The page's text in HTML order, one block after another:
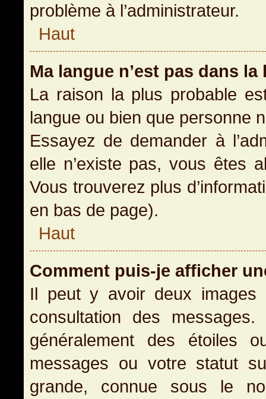
problème à l’administrateur.
Haut
Ma langue n’est pas dans la
La raison la plus probable
langue ou bien que personne
Essayez de demander à
elle n’existe pas, vous êtes
Vous trouverez plus
en bas de page).
Haut
Comment puis-je afficher
Il peut y avoir deux images
consultation des
généralement des étoiles
messages ou votre statut
grande, connue sous le